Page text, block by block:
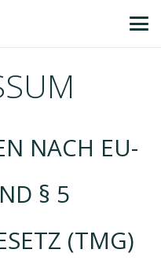
NACH EU-
§ 5
(TMG)